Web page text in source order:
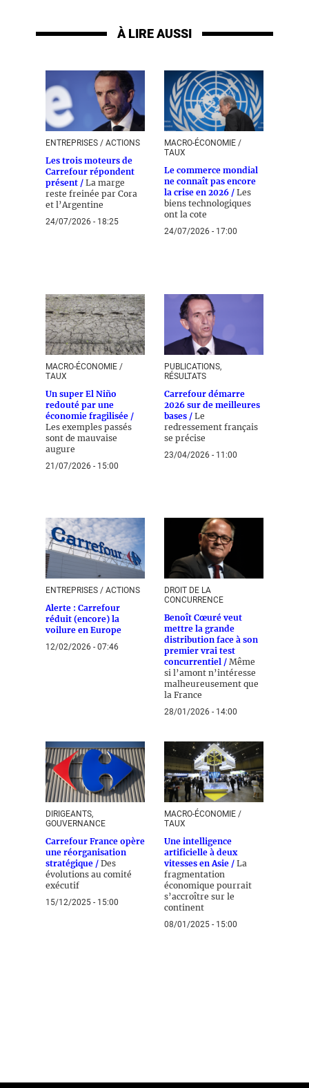
À LIRE AUSSI
ENTREPRISES / ACTIONS
Les trois moteurs de
Carrefour répondent
présent / La marge
reste freinée par Cora
et l’Argentine
24/07/2026 - 18:25
MACRO-ÉCONOMIE /
TAUX
Le commerce mondial
ne connaît pas encore
la crise en 2026 / Les
biens technologiques
ont la cote
24/07/2026 - 17:00
MACRO-ÉCONOMIE /
TAUX
Un super El Niño
redouté par une
économie fragilisée /
Les exemples passés
sont de mauvaise
augure
21/07/2026 - 15:00
PUBLICATIONS,
RÉSULTATS
Carrefour démarre
2026 sur de meilleures
bases / Le
redressement français
se précise
23/04/2026 - 11:00
ENTREPRISES / ACTIONS
Alerte : Carrefour
réduit (encore) la
voilure en Europe
12/02/2026 - 07:46
DROIT DE LA
CONCURRENCE
Benoît Cœuré veut
mettre la grande
distribution face à son
premier vrai test
concurrentiel / Même
si l’amont n’intéresse
malheureusement que
la France
28/01/2026 - 14:00
DIRIGEANTS,
GOUVERNANCE
Carrefour France opère
une réorganisation
stratégique / Des
évolutions au comité
exécutif
15/12/2025 - 15:00
MACRO-ÉCONOMIE /
TAUX
Une intelligence
artificielle à deux
vitesses en Asie / La
fragmentation
économique pourrait
s’accroître sur le
continent
08/01/2025 - 15:00